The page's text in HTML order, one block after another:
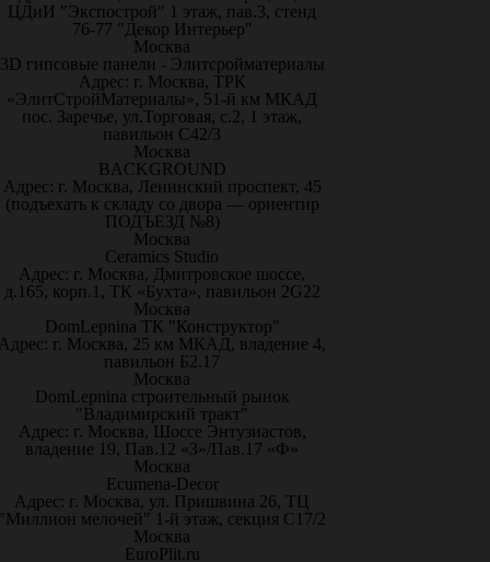
ЦДиИ "Экспострой" 1 этаж, пав.3, стенд
76-77 "Декор Интерьер"
Москва
3D гипсовые панели - Элитсройматериалы
Адрес: г. Москва, ТРК
«ЭлитСтройМатериалы», 51-й км МКАД
пос. Заречье, ул.Торговая, с.2, 1 этаж,
павильон С42/3
Москва
BACKGROUND
Адрес: г. Москва, Ленинский проспект, 45
(подъехать к складу со двора — ориентир
ПОДЪЕЗД №8)
Москва
Ceramics Studio
Адрес: г. Москва, Дмитровское шоссе,
д.165, корп.1, ТК «Бухта», павильон 2G22
Москва
DomLepnina ТК "Конструктор"
г. Москва, 25 км МКАД, владение 4,
павильон Б2.17
Москва
DomLepnina строительный рынок
"Владимирский тракт"
Адрес: г. Москва, Шоссе Энтузиастов,
владение 19, Пав.12 «З»/Пав.17 «Ф»
Москва
Ecumena-Decor
Адрес: г. Москва, ул. Пришвина 26, ТЦ
мелочей" 1-й этаж, секция С17/2
Москва
EuroPlit.ru